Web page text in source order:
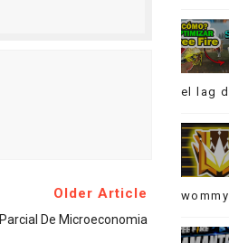
Older Article
Parcial De Microeconomia
el lag